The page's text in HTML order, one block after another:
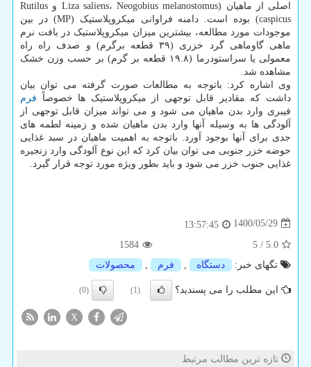
اصلی از ماهیان (Liza saliens، Neogobius melanostomus و Rutilus
caspicus) بوده است. دامنه فراوانی میکروپلاستیک (MP) در بین
موجودات مورد مطالعه، بیشترین میزان میکروپلاستیک در بافت نرم
ماهی گاوماهی گرد خزری (۳۹ قطعه برگرم) و صدف راه راه
معمولی یا سراستودرما (۱۹.۸ قطعه بر گرم) بر حسب وزن خشک
مشاهده شد.
وی اشاره کرد: باتوجه به مطالعات صورت گرفته می توان بیان
داشت که مقادیر قابل توجهی از میکروپلاستیک ها خصوصاً فرم
فیبری وارد بدن ماهیان می شود و می تواند میزان قابل توجهی از
آلودگی ها به وسیله آنها وارد بدن ماهیان شده و زمینه لطمه های
جدی برای آنها بوجود آورد. باتوجه به اهمیت ماهیان در سبد غذایی
حوضه خزر جنوبی می توان بیان کرد که این نوع آلودگی وارد زنجیره
غذایی جنوب خزر می شود و باید بطور ویژه مورد توجه قرار گیرد.
1400/05/29
13:57:45
5.0
/
5
1584
تگهای خبر:
دستگاه فرم محصولات
این مطلب را می پسندید؟ (1)
(0)
X
تازه ترین مطالب مرتبط